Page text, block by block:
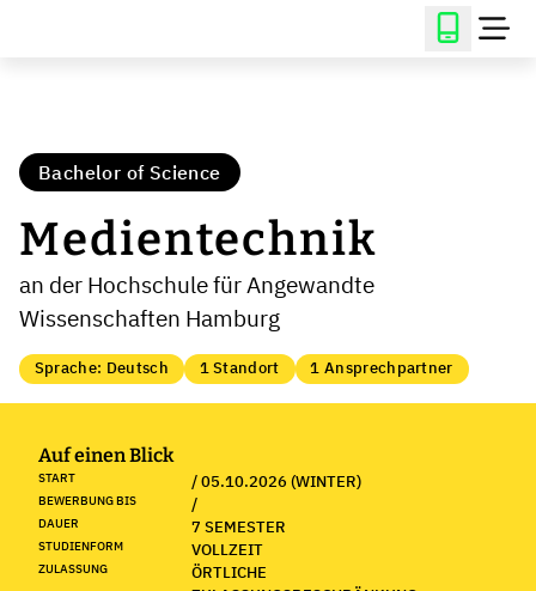
Bachelor of Science
Medientechnik
an der Hochschule für Angewandte
Wissenschaften Hamburg
Sprache: Deutsch 1 Standort 1 Ansprechpartner
Auf einen Blick
START / 05.10.2026 (WINTER)
BEWERBUNG BIS /
DAUER 7 SEMESTER
STUDIENFORM VOLLZEIT
ZULASSUNG
ÖRTLICHE